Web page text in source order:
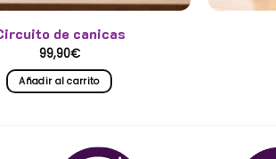
de canicas
99,90€
Añadir al carrito